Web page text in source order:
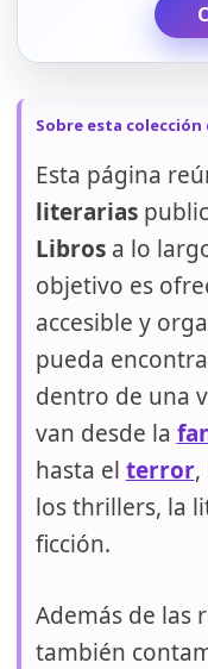
Sobre esta colección
Esta página
literarias
Librosa lo
objetivo es
accesible y
pueda
dentro de una
van desde la
hasta el terror,
los thrillers, la
ficción.
Además de las
también